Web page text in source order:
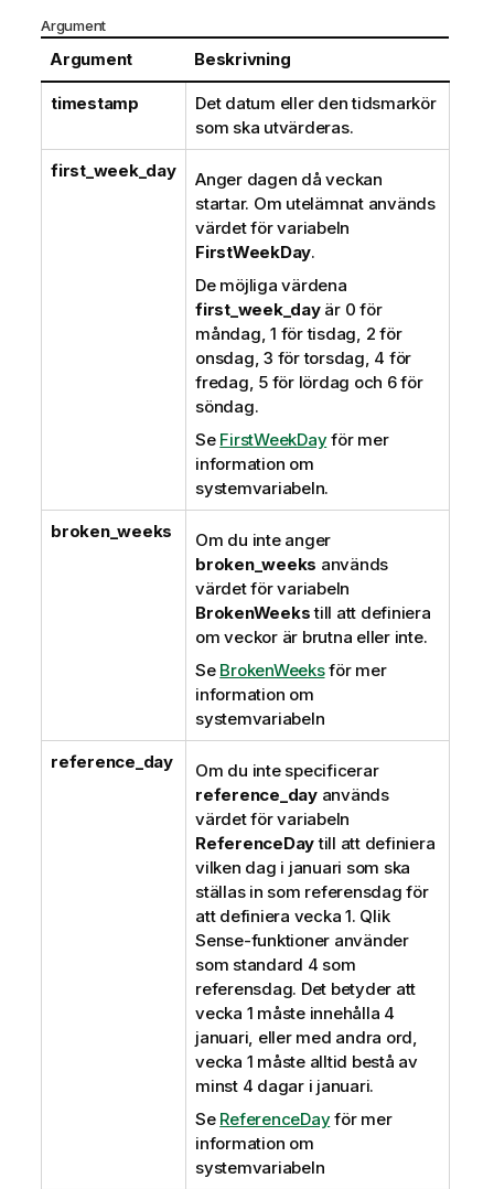
Argument
Argument Beskrivning
timestamp
Det datum eller den tidsmarkör
som ska utvärderas.
first_week_day
Anger dagen då veckan
startar. Om utelämnat används
värdet för variabeln
FirstWeekDay.
De möjliga värdena
first_week_dayär 0 för
måndag, 1 för tisdag, 2 för
onsdag, 3 för torsdag, 4 för
fredag, 5 för lördag och 6 för
söndag.
Se FirstWeekDayför mer
information om
systemvariabeln.
broken_weeks
Om du inte anger
broken_weeks används
värdet för variabeln
BrokenWeekstill att definiera
om veckor är brutna eller inte.
Se BrokenWeeksför mer
information om
systemvariabeln
reference_day
Om du inte specificerar
reference_dayanvänds
värdet för variabeln
ReferenceDaytill att definiera
vilken dag i januari som ska
ställas in som referensdag för
att definiera vecka 1. Qlik
Sense-funktioner använder
som standard 4 som
referensdag. Det betyder att
vecka 1 måste innehålla 4
januari, eller med andra ord,
vecka 1 måste alltid bestå av
minst 4 dagar i januari.
Se ReferenceDayför mer
information om
systemvariabeln